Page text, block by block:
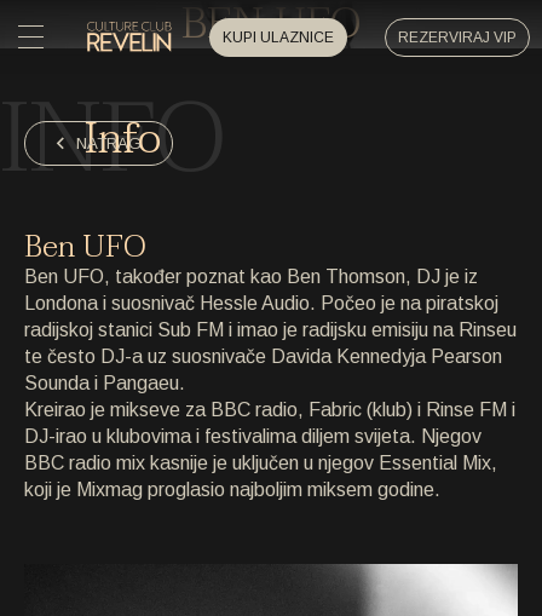
KUPI ULAZNICE REZERVIRAJ VIP
POČETNA
POČETNA
PRIVATNI DOGAĐAJI
PRIVATNI DOGAĐAJI
UMJETNICI
UMJETNICI
ARHIVA
ARHIVA
O NAMA
O NAMA
BEN UFO
NATRAG
INFO
Info
Ben UFO
Ben UFO, također poznat kao Ben Thomson, DJ je iz
Londona i suosnivač Hessle Audio. Počeo je na piratskoj
radijskoj stanici Sub FM i imao je radijsku emisiju na Rinseu
te često DJ-a uz suosnivače Davida Kennedyja Pearson
Sounda i Pangaeu.
Kreirao je mikseve za BBC radio, Fabric (klub) i Rinse FM i
DJ-irao u klubovima i festivalima diljem svijeta. Njegov
BBC radio mix kasnije je uključen u njegov Essential Mix,
koji je Mixmag proglasio najboljim miksem godine.